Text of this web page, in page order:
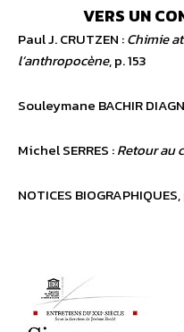
VERS UN
Paul J. CRUTZEN :Chimie
l’anthropocène, p. 153
Souleymane BACHIR
Michel SERRES :Retour au
NOTICES BIOGRAPHIQUES,